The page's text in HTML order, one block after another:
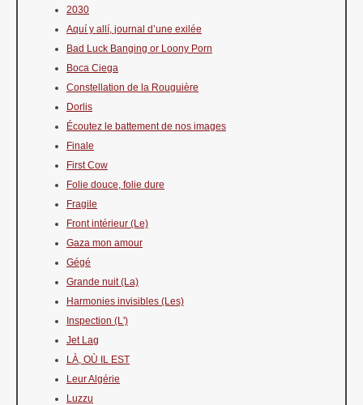
2030
Aquí y allí, journal d’une exilée
Bad Luck Banging or Loony Porn
Boca Ciega
Constellation de la Rouguière
Dorlis
Écoutez le battement de nos images
Finale
First Cow
Folie douce, folie dure
Fragile
Front intérieur (Le)
Gaza mon amour
Gégé
Grande nuit (La)
Harmonies invisibles (Les)
Inspection (L')
Jet Lag
LÀ, OÙ IL EST
Leur Algérie
Luzzu